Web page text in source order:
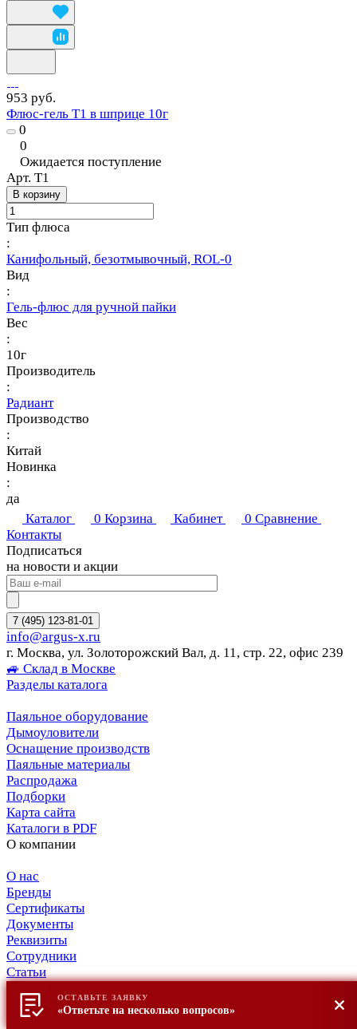
953 руб.
Флюс-гель Т1 в шприце 10г
0
0
Ожидается поступление
Арт. Т1
В корзину
Тип флюса
:
Канифольный, безотмывочный, ROL-0
Вид
:
Гель-флюс для ручной пайки
Вес
:
10г
Производитель
:
Радиант
Производство
:
Китай
Новинка
:
да
Каталог
0 Корзина Кабинет 0 Сравнение
Контакты
Подписаться
на новости и акции
7 (495) 123-81-01
info@argus-x.ru
г. Москва, ул. Золоторожский Вал, д. 11, стр. 22, офис 239
🚙 Склад в Москве
Разделы каталога
Паяльное оборудование
Дымоуловители
Оснащение производств
Паяльные материалы
Распродажа
Подборки
Карта сайта
Каталоги в PDF
О компании
О нас
Бренды
Сертификаты
Документы
Реквизиты
Сотрудники
Статьи
Для партнёров
Покупателям
ОСТАВЬТЕ ЗАЯВКУ
«Ответьте на несколько вопросов»